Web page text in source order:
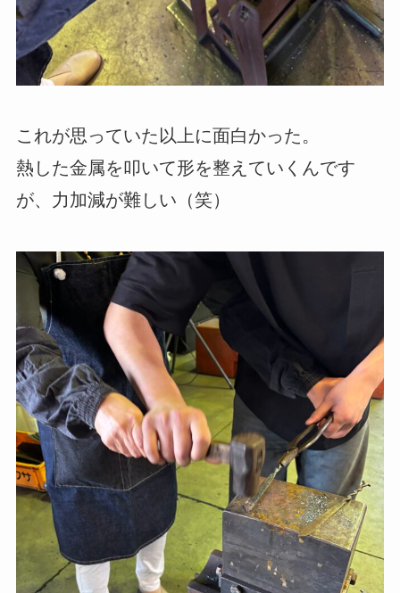
これが思っていた以上に面白かった。
熱した金属を叩いて形を整えていくんです
が、力加減が難しい（笑）